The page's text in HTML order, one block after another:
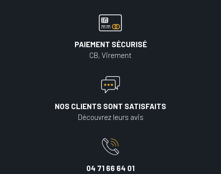
PAIEMENT SÉCURISÉ
CB, Virement
NOS CLIENTS SONT SATISFAITS
Découvrez leurs avis
04 71 66 64 01